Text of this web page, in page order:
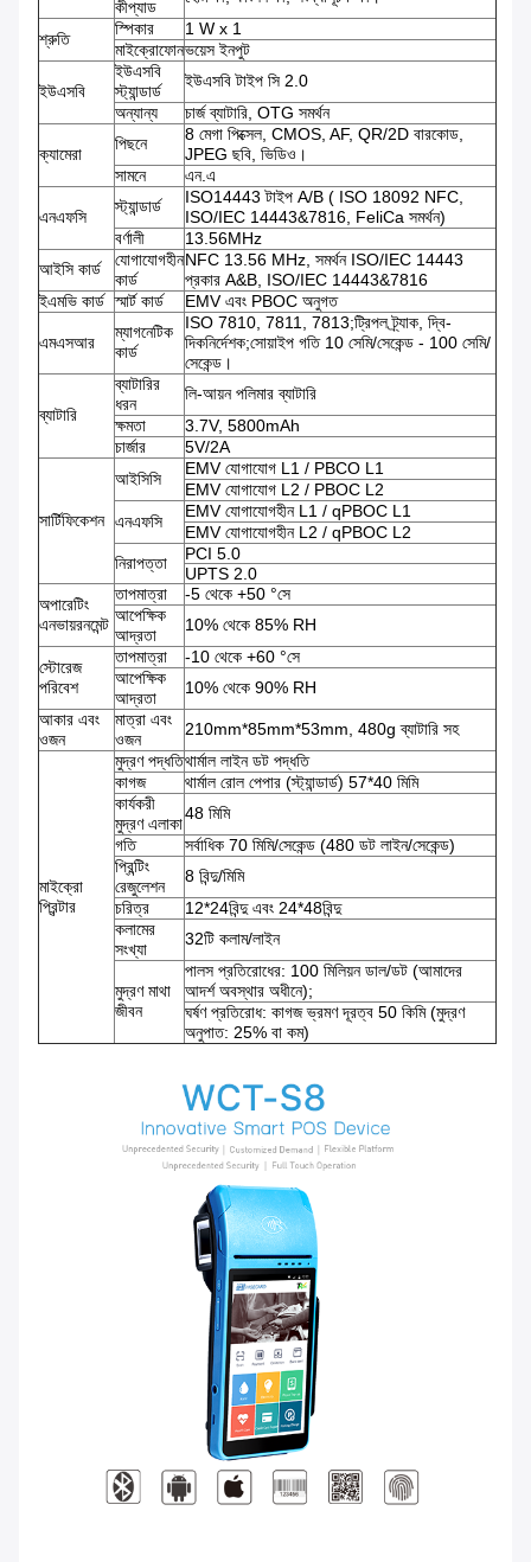
কীপ্যাড
শ্রুতি
স্পিকার
1 W x 1
মাইক্রোফোনভয়েস ইনপুট
ইউএসবি
ইউএসবি
স্ট্যান্ডার্ড
ইউএসবি টাইপ সি 2.0
অন্যান্য
চার্জ ব্যাটারি, OTG সমর্থন
ক্যামেরা
পিছনে
8 মেগা পিক্সেল, CMOS, AF, QR/2D বারকোড,
JPEG ছবি, ভিডিও।
সামনে
এন.এ
এনএফসি
স্ট্যান্ডার্ড
ISO14443 টাইপ A/B ( ISO 18092 NFC,
ISO/IEC 14443&7816, FeliCa সমর্থন)
বর্ণালী
13.56MHz
আইসি কার্ড
যোগাযোগহীন
কার্ড
NFC 13.56 MHz, সমর্থন ISO/IEC 14443
প্রকার A&B, ISO/IEC 14443&7816
ইএমভি কার্ড স্মার্ট কার্ড EMV এবং PBOC অনুগত
এমএসআর
ম্যাগনেটিক
কার্ড
ISO 7810, 7811, 7813;ট্রিপল ট্র্যাক, দ্বি-
দিকনির্দেশক;সোয়াইপ গতি 10 সেমি/সেকেন্ড - 100 সেমি/
সেকেন্ড।
ব্যাটারি
ব্যাটারির
ধরন
লি-আয়ন পলিমার ব্যাটারি
ক্ষমতা
3.7V, 5800mAh
চার্জার
5V/2A
সার্টিফিকেশন
আইসিসি
EMV যোগাযোগ L1 / PBCO L1
EMV যোগাযোগ L2 / PBOC L2
এনএফসি
EMV যোগাযোগহীন L1 / qPBOC L1
EMV যোগাযোগহীন L2 / qPBOC L2
নিরাপত্তা
PCI 5.0
UPTS 2.0
অপারেটিং
এনভায়রনমেন্ট
তাপমাত্রা
-5 থেকে +50 °সে
আপেক্ষিক
আদ্রতা
10% থেকে 85% RH
স্টোরেজ
পরিবেশ
তাপমাত্রা
-10 থেকে +60 °সে
আপেক্ষিক
আদ্রতা
10% থেকে 90% RH
আকার এবং
ওজন
মাত্রা এবং
ওজন
210mm*85mm*53mm, 480g ব্যাটারি সহ
মাইক্রো
প্রিন্টার
মুদ্রণ পদ্ধতিথার্মাল লাইন ডট পদ্ধতি
কাগজ
থার্মাল রোল পেপার (স্ট্যান্ডার্ড) 57*40 মিমি
কার্যকরী
মুদ্রণ এলাকা
48 মিমি
গতি
সর্বাধিক 70 মিমি/সেকেন্ড (480 ডট লাইন/সেকেন্ড)
প্রিন্টিং
রেজুলেশন
8 বিন্দু/মিমি
চরিত্র
12*24বিন্দু এবং 24*48বিন্দু
কলামের
সংখ্যা
32টি কলাম/লাইন
মুদ্রণ মাথা
জীবন
পালস প্রতিরোধের: 100 মিলিয়ন ডাল/ডট (আমাদের
আদর্শ অবস্থার অধীনে);
ঘর্ষণ প্রতিরোধ: কাগজ ভ্রমণ দূরত্ব 50 কিমি (মুদ্রণ
অনুপাত: 25% বা কম)